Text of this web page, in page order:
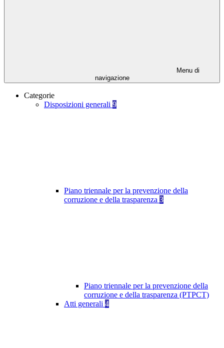
Menu di
navigazione
Categorie
Disposizioni generali 9
Piano triennale per la prevenzione della
corruzione e della trasparenza 3
Piano triennale per la prevenzione della
corruzione e della trasparenza (PTPCT)
Atti generali 4